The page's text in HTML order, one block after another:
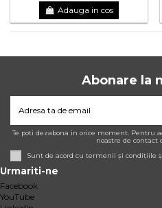
Adauga in cos
Abonare la
Te poti dezabona in orice moment. Pentru
noastre de contact
Sunt de acord cu termenii și condițiile
Urmariti-ne
Facebook
YouTube